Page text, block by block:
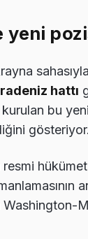
yeni
sahasıyla
hattı
bu
gösteriyor.